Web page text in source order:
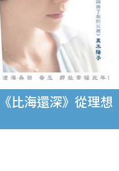
比海還深》從理想